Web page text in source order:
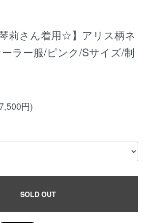
莉さん着用☆】アリス柄ネ
ラー服/ピンク/Sサイズ/制
円)
SOLD OUT